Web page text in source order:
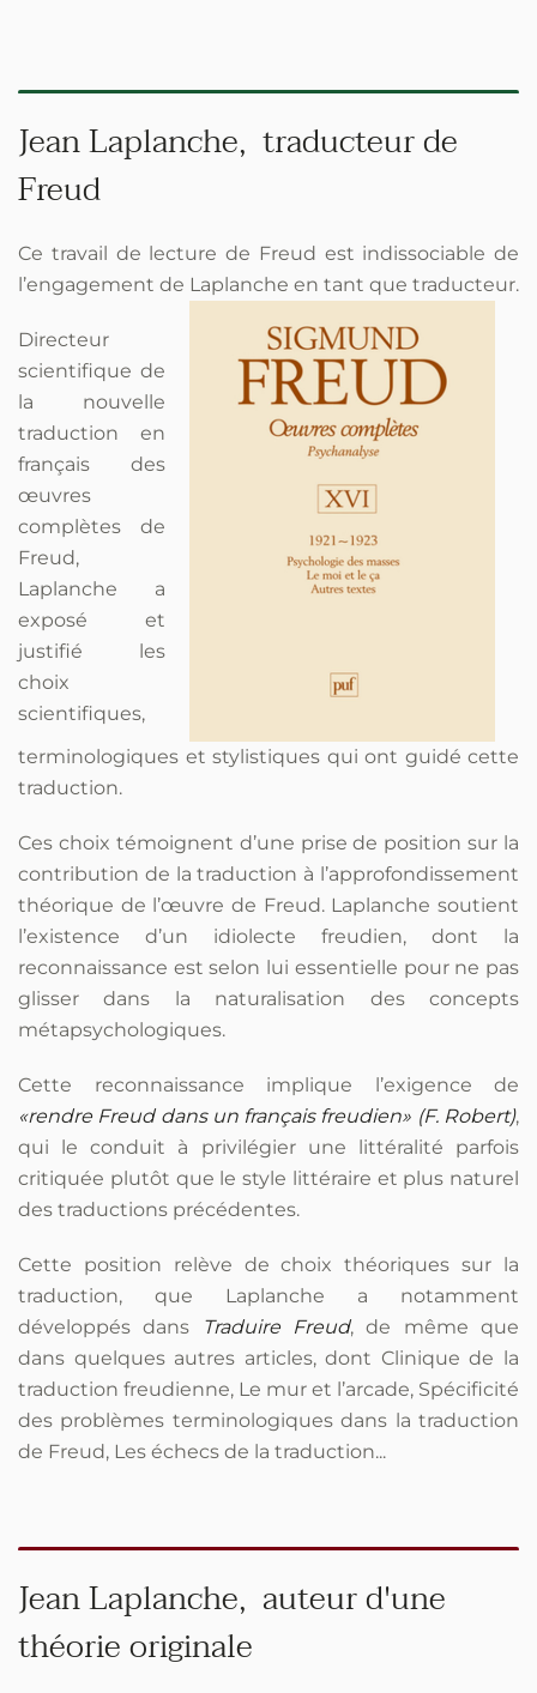
Jean Laplanche, traducteur de
Freud
Ce travail de lecture de Freud est indissociable de
l’engagement de Laplanche en tant que traducteur.
Directeur
scientifique de
la nouvelle
traduction en
français des
œuvres
complètes de
Freud,
Laplanche a
exposé et
justifié les
choix
scientifiques,
terminologiques et stylistiques qui ont guidé cette
traduction.
Ces choix témoignent d’une prise de position sur la
contribution de la traduction à l’approfondissement
théorique de l’œuvre de Freud. Laplanche soutient
l’existence d’un idiolecte freudien, dont la
reconnaissance est selon lui essentielle pour ne pas
glisser dans la naturalisation des concepts
métapsychologiques.
Cette reconnaissance implique l’exigence de
«rendre Freud dans un français freudien» (F. Robert),
qui le conduit à privilégier une littéralité parfois
critiquée plutôt que le style littéraire et plus naturel
des traductions précédentes.
Cette position relève de choix théoriques sur la
traduction, que Laplanche a notamment
développés dans
Traduire Freud, de même que
dans quelques autres articles, dont Clinique de la
traduction freudienne, Le mur et l’arcade, Spécificité
des problèmes terminologiques dans la traduction
de Freud, Les échecs de la traduction...
Jean Laplanche, auteur d'une
théorie originale